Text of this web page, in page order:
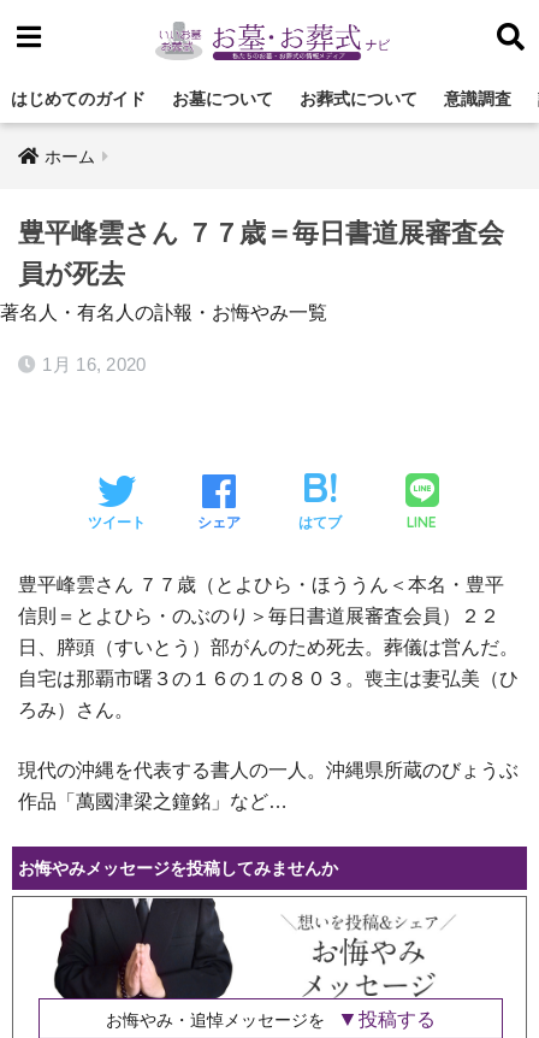
はじめてのガイド お墓について お葬式について 意識調査
ホーム
豊平峰雲さん ７７歳＝毎日書道展審査会
員が死去
著名人・有名人の訃報・お悔やみ一覧
1月 16, 2020
ツイート シェア はてブ LINE
豊平峰雲さん ７７歳（とよひら・ほううん＜本名・豊平
信則＝とよひら・のぶのり＞毎日書道展審査会員）２２
日、膵頭（すいとう）部がんのため死去。葬儀は営んだ。
自宅は那覇市曙３の１６の１の８０３。喪主は妻弘美（ひ
ろみ）さん。
現代の沖縄を代表する書人の一人。沖縄県所蔵のびょうぶ
作品「萬國津梁之鐘銘」など…
お悔やみメッセージを投稿してみませんか
お悔やみ・追悼メッセージを 投稿する